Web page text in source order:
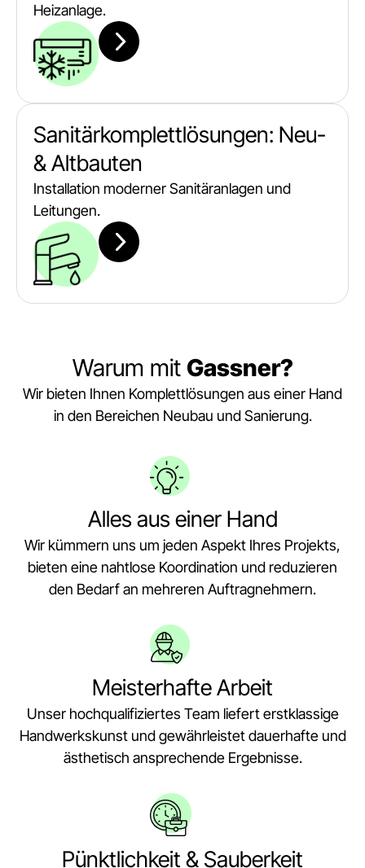
Heizanlage.
Sanitärkomplettlösungen: Neu-
& Altbauten
Installation moderner Sanitäranlagen und
Leitungen.
Warum mit Gassner?
Wir bieten Ihnen Komplettlösungen aus einer Hand
in den Bereichen Neubau und Sanierung.
Alles aus einer Hand
Wir kümmern uns um jeden Aspekt Ihres Projekts,
bieten eine nahtlose Koordination und reduzieren
den Bedarf an mehreren Auftragnehmern.
Meisterhafte Arbeit
Unser hochqualifiziertes Team liefert erstklassige
Handwerkskunst und gewährleistet dauerhafte und
ästhetisch ansprechende Ergebnisse.
Pünktlichkeit & Sauberkeit